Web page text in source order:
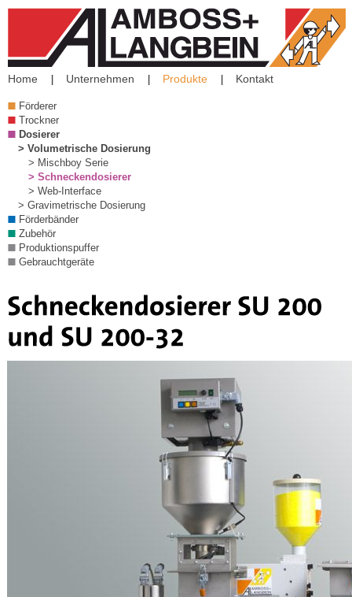
Home Unternehmen Produkte Kontakt
Förderer
Trockner
Dosierer
> Volumetrische Dosierung
> Mischboy Serie
> Schneckendosierer
> Web-Interface
> Gravimetrische Dosierung
Förderbänder
Zubehör
Produktionspuffer
Gebrauchtgeräte